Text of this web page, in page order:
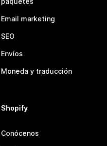
Email marketing
SEO
Envíos
Moneda y traducción
Shopify
Conócenos